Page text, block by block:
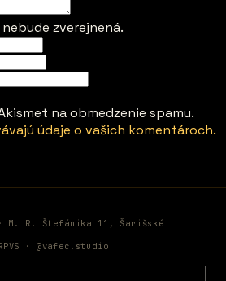
zverejnená.
na obmedzenie spamu.
údaje o vašich komentároch.
M. R. Štefánika 11, Šarišské
· @vafec.studio